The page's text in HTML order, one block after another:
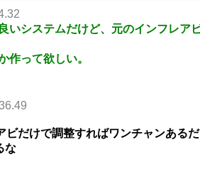
いシステムだけど、元のインフレア
作って欲しい。
ビだけで調整すればワンチャンある
な